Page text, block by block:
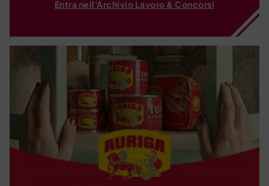
Entra nell'Archivio Lavoro & Concorsi